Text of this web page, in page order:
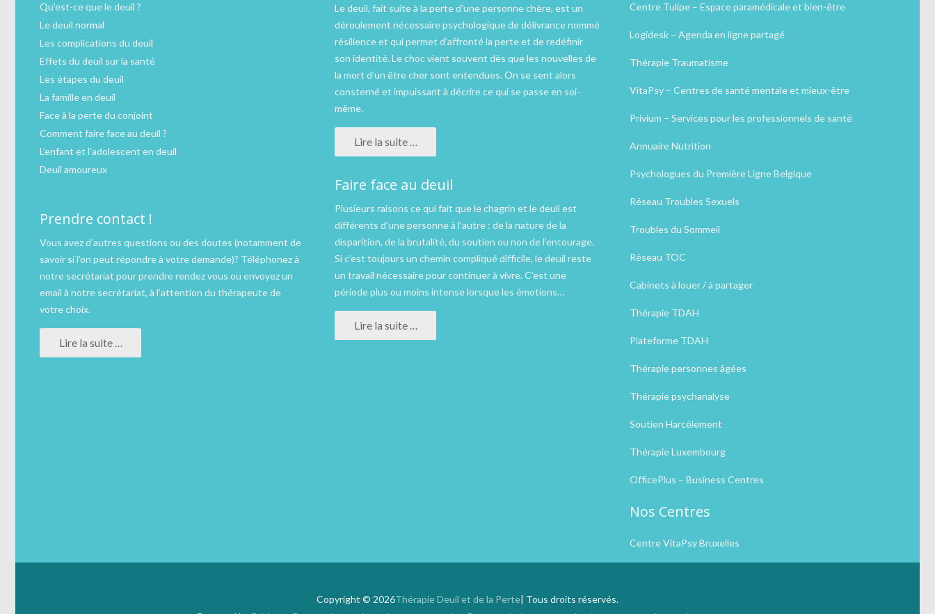
Qu’est-ce que le deuil ?
Le deuil normal
Les complications du deuil
Effets du deuil sur la santé
Les étapes du deuil
La famille en deuil
Face à la perte du conjoint
Comment faire face au deuil ?
L’enfant et l’adolescent en deuil
Deuil amoureux
Prendre contact !
Vous avez d’autres questions ou des doutes (notamment de
savoir si l’on peut répondre à votre demande)? Téléphonezà
notre secrétariat pour prendre rendez vous ou envoyez un
email à notre secrétariat, à l’attention du thérapeute de
votre choix.
Lire la suite …
Le deuil, fait suite à la perte d’une personne chère, est un
déroulement nécessaire psychologique de délivrance nommé
résilience et qui permet d’affronté la perte et de redéfinir
son identité. Le choc vient souvent dès que les nouvelles de
la mort d’un être cher sont entendues. On se sent alors
consterné et impuissant à décrire ce qui se passe en soi-
même.
Lire la suite …
Faire face au deuil
Plusieurs raisons ce qui fait que le chagrin et le deuil est
différents d’une personne à l’autre : de la nature de la
disparition, de la brutalité, du soutien ou non de l’entourage.
Si c’est toujours un chemin compliqué difficile, le deuil reste
un travail nécessaire pour continuer à vivre. C’est une
période plus ou moins intense lorsque les émotions…
Lire la suite …
Centre Tulipe – Espace paramédicale et bien-être
Logidesk – Agenda en ligne partagé
Thérapie Traumatisme
VitaPsy – Centres de santé mentale et mieux-être
Privium – Services pour les professionnels de santé
Annuaire Nutrition
Psychologues du Première Ligne Belgique
Réseau Troubles Sexuels
Troubles du Sommeil
Réseau TOC
Cabinets à louer / à partager
Thérapie TDAH
Plateforme TDAH
Thérapie personnes âgées
Thérapie psychanalyse
Soutien Harcèlement
Thérapie Luxembourg
OfficePlus – Business Centres
Nos Centres
Centre VitaPsy Bruxelles
Copyright © 2026Thérapie Deuil et de la Perte| Tous droits réservés.